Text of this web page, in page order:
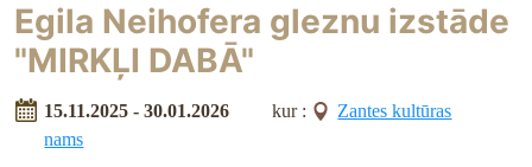
Egila Neihofera gleznu izstāde
"MIRKĻI DABĀ"
15.11.2025 - 30.01.2026 kur :
Zantes kultūras
nams